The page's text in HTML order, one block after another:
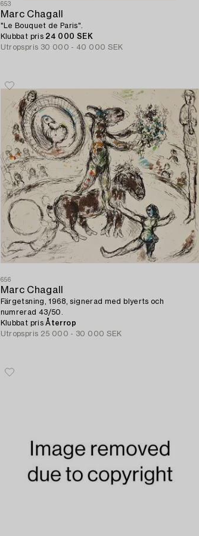
653
Marc Chagall
"Le Bouquet de Paris".
Klubbat pris 24 000 SEK
Utropspris 30 000 - 40 000 SEK
656
Marc Chagall
Färgetsning, 1968, signerad med blyerts och
numrerad 43/50.
Klubbat prisÅterrop
Utropspris 25 000 - 30 000 SEK